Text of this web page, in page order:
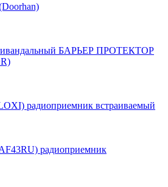
БАРЬЕР ПРОТЕКТОР
радиоприемник встраиваемый
радиоприемник